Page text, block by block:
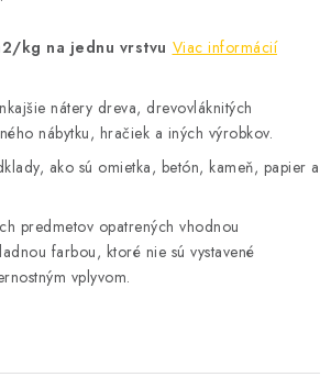
kg na jednu vrstvu Viac informácií
nátery dreva, drevovláknitých
nábytku, hračiek a iných výrobkov.
ako sú omietka, betón, kameň, papier a
predmetov opatrených vhodnou
farbou, ktoré nie sú vystavené
vplyvom.